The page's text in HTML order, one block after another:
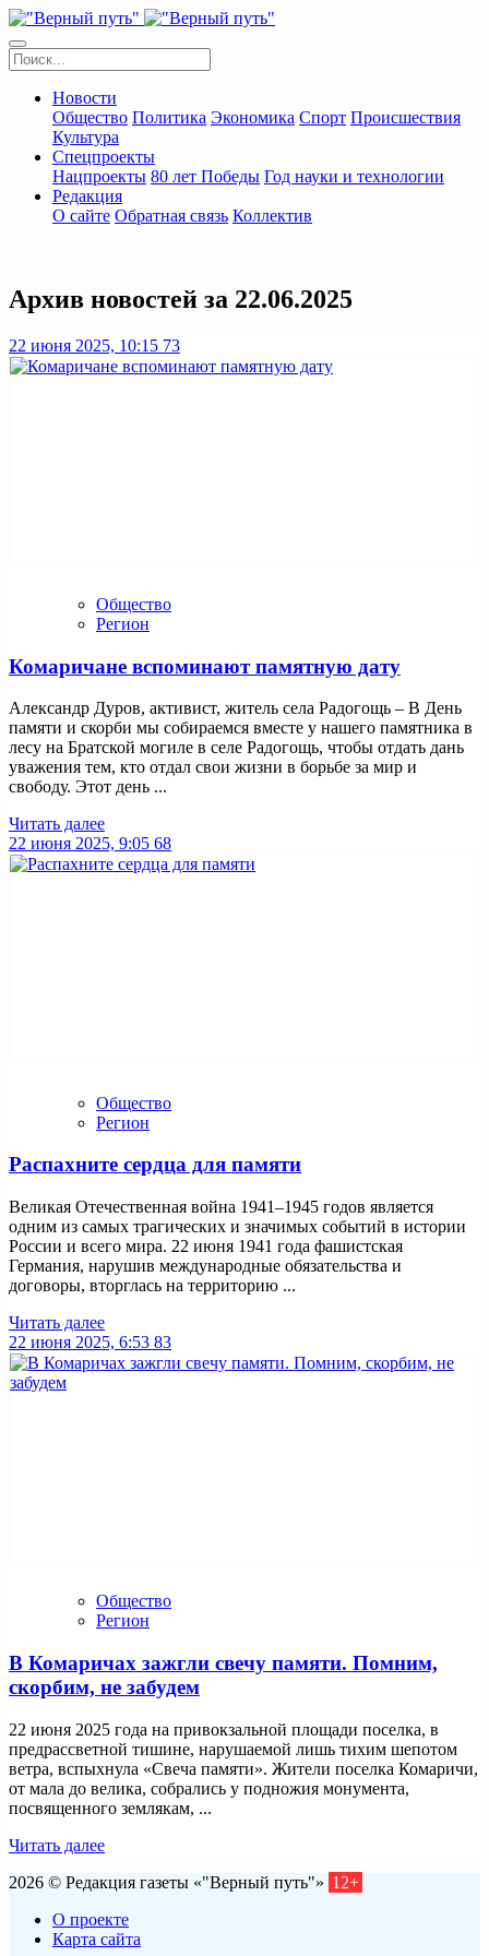
Новости
Общество Политика Экономика Спорт Происшествия
Культура
Спецпроекты
Нацпроекты 80 лет Победы Год науки и технологии
Редакция
О сайте Обратная связь Коллектив
Архив новостей за 22.06.2025
22 июня 2025, 10:15 73
Общество
Регион
Комаричане вспоминают памятную дату
Александр Дуров, активист, житель села Радогощь – В День
памяти и скорби мы собираемся вместе у нашего памятника в
лесу на Братской могиле в селе Радогощь, чтобы отдать дань
уважения тем, кто отдал свои жизни в борьбе за мир и
свободу. Этот день ...
Читать далее
22 июня 2025, 9:05 68
Общество
Регион
Распахните сердца для памяти
Великая Отечественная война 1941–1945 годов является
одним из самых трагических и значимых событий в истории
России и всего мира. 22 июня 1941 года фашистская
Германия, нарушив международные обязательства и
договоры, вторглась на территорию ...
Читать далее
22 июня 2025, 6:53 83
Общество
Регион
В Комаричах зажгли свечу памяти. Помним,
скорбим, не забудем
22 июня 2025 года на привокзальной площади поселка, в
предрассветной тишине, нарушаемой лишь тихим шепотом
ветра, вспыхнула «Свеча памяти». Жители поселка Комаричи,
от мала до велика, собрались у подножия монумента,
посвященного землякам, ...
Читать далее
2026 © Редакция газеты «"Верный путь"» 12+
О проекте
Карта сайта